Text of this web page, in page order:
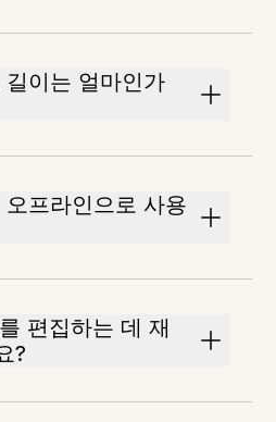
이는 얼마인가
프라인으로 사용
편집하는 데 재
?